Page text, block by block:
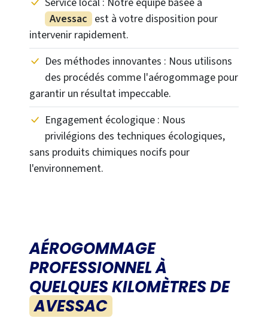
Avessac est à votre disposition pour
intervenir rapidement.
Des méthodes innovantes : Nous utilisons
des procédés comme l'aérogommage pour
garantir un résultat impeccable.
Engagement écologique : Nous
privilégions des techniques écologiques,
sans produits chimiques nocifs pour
l'environnement.
AÉROGOMMAGE
PROFESSIONNEL À
QUELQUES KILOMÈTRES DE
AVESSAC